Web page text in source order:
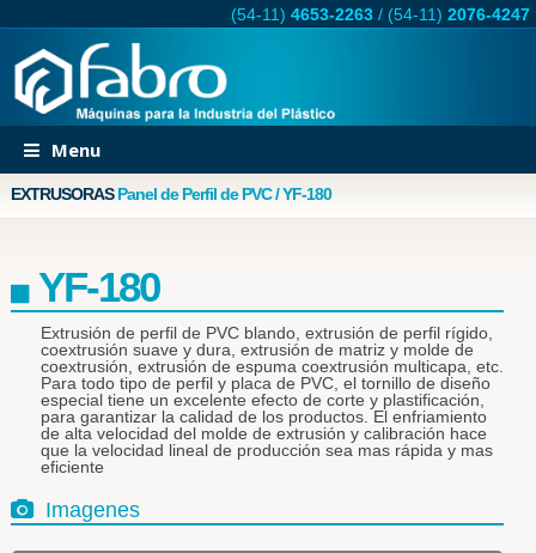
(54-11) 4653-2263 / (54-11) 2076-4247
Menu
EXTRUSORASPanel de Perfil de PVC / YF-180
YF-180
Extrusión de perfil de PVC blando, extrusión de perfil rígido,
coextrusión suave y dura, extrusión de matriz y molde de
coextrusión, extrusión de espuma coextrusión multicapa, etc.
Para todo tipo de perfil y placa de PVC, el tornillo de diseño
especial tiene un excelente efecto de corte y plastificación,
para garantizar la calidad de los productos. El enfriamiento
de alta velocidad del molde de extrusión y calibración hace
que la velocidad lineal de producción sea mas rápida y mas
eficiente
Imagenes